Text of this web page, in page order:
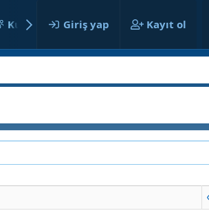
KullanıcılarGiriş yap Kayıt ol